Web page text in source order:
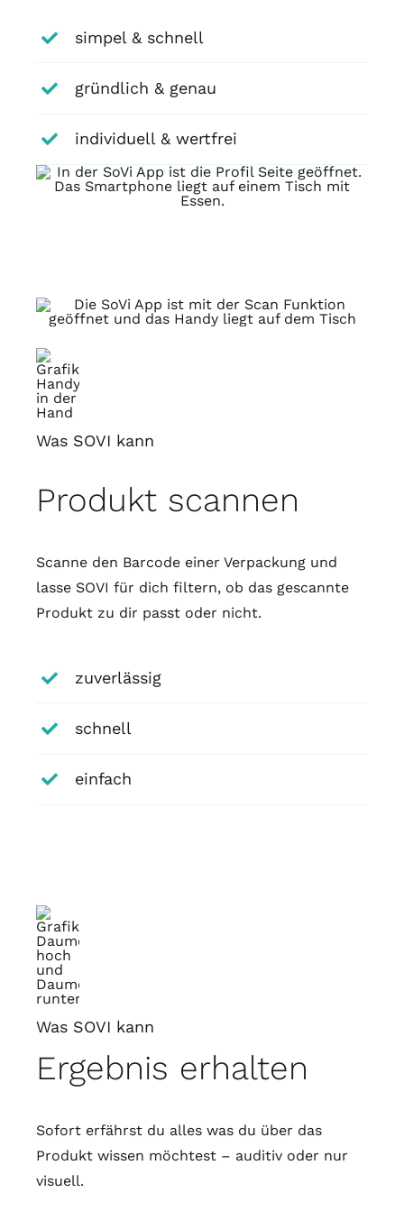
simpel & schnell
gründlich & genau
individuell & wertfrei
Was SOVI kann
Produkt scannen
Scanne den Barcode einer Verpackung und
lasse SOVI für dich filtern, ob das gescannte
Produkt zu dir passt oder nicht.
zuverlässig
schnell
einfach
Was SOVI kann
Ergebnis erhalten
Sofort erfährst du alles was du über das
Produkt wissen möchtest – auditiv oder nur
visuell.